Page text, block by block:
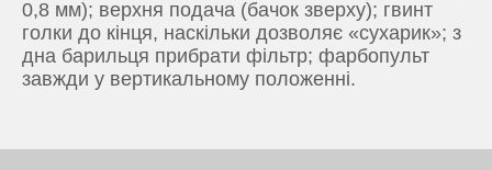
0,8 мм); верхня подача (бачок зверху); гвинт
голки до кінця, наскільки дозволяє «сухарик»; з
дна барильця прибрати фільтр; фарбопульт
завжди у вертикальному положенні.